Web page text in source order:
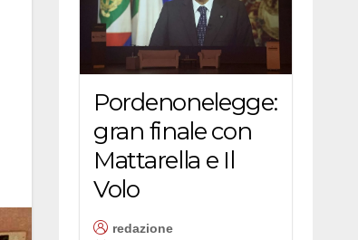
Pordenonelegge:
gran finale con
Mattarella e Il
Volo
redazione